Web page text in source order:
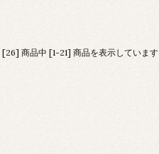
[26] 商品中 [1-21] 商品を表示しています